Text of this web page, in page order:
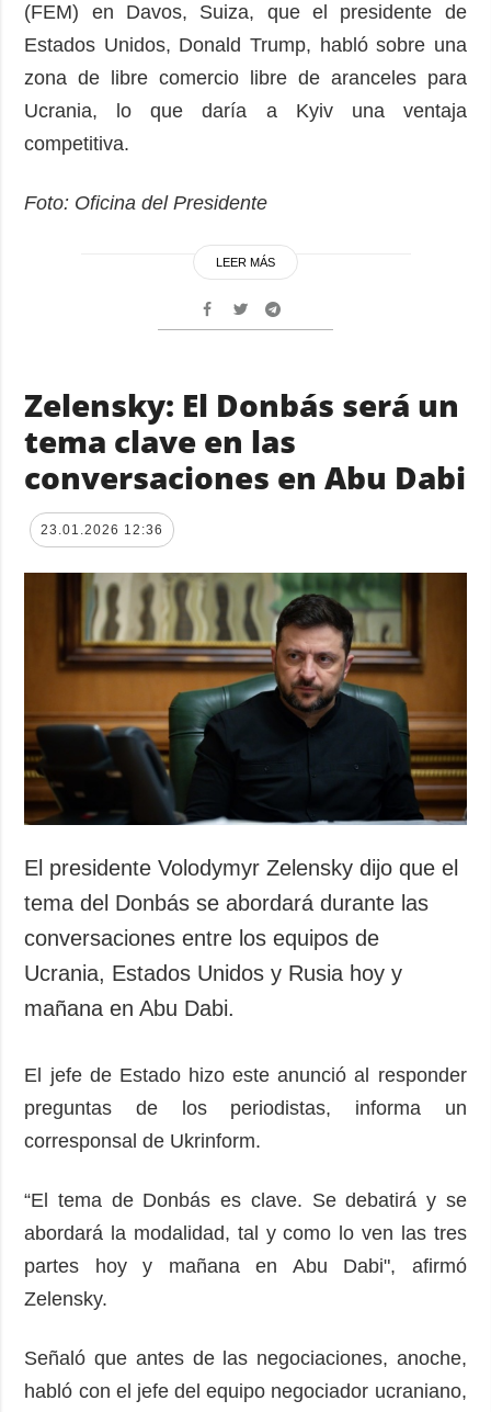
(FEM) en Davos, Suiza, que el presidente de
Estados Unidos, Donald Trump, habló sobre una
zona de libre comercio libre de aranceles para
Ucrania, lo que daría a Kyiv una ventaja
competitiva.
Foto: Oficina del Presidente
LEER MÁS
Zelensky: El Donbás será un
tema clave en las
conversaciones en Abu Dabi
23.01.2026 12:36
El presidente Volodymyr Zelensky dijo que el
tema del Donbás se abordará durante las
conversaciones entre los equipos de
Ucrania, Estados Unidos y Rusia hoy y
mañana en Abu Dabi.
El jefe de Estado hizo este anunció al responder
preguntas de los periodistas, informa un
corresponsal de Ukrinform.
“El tema de Donbás es clave. Se debatirá y se
abordará la modalidad, tal y como lo ven las tres
partes hoy y mañana en Abu Dabi", afirmó
Zelensky.
Señaló que antes de las negociaciones, anoche,
habló con el jefe del equipo negociador ucraniano,